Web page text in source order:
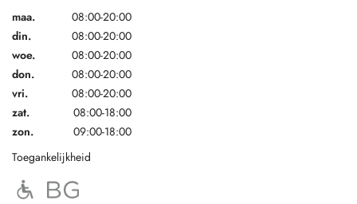
maa.
08:00-20:00
din.
08:00-20:00
woe.
08:00-20:00
don.
08:00-20:00
vri.
08:00-20:00
zat.
08:00-18:00
zon.
09:00-18:00
Toegankelijkheid